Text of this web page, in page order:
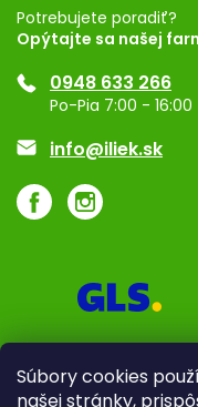
Súbory cookies
našej stránky,
Registrácia
Ponuka pre firmy
Značky
Potrebujete poradiť?
Opýtajte sa našej
0948 633 266
Po-Pia 7:00 - 16:00
info@iliek.sk